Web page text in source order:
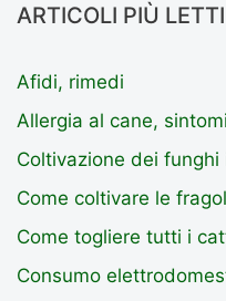
ARTICOLI PIÙ LETTI
Afidi, rimedi
Allergia al cane,
Coltivazione dei
Come coltivare le
Come togliere tutti i
Consumo